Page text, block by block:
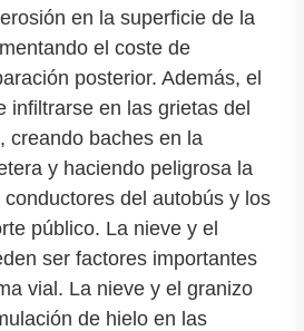
en la superficie de la
el coste de
posterior. Además, el
infiltrarse en las grietas del
creando baches en la
y haciendo peligrosa la
del autobús y los
público. La nieve y el
ser factores importantes
vial. La nieve y el granizo
de hielo en las